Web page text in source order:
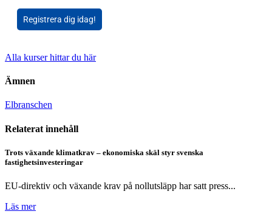
Registrera dig idag!
Alla kurser hittar du här
Ämnen
Elbranschen
Relaterat innehåll
Trots växande klimatkrav – ekonomiska skäl styr svenska
fastighetsinvesteringar
EU-direktiv och växande krav på nollutsläpp har satt press...
Läs mer